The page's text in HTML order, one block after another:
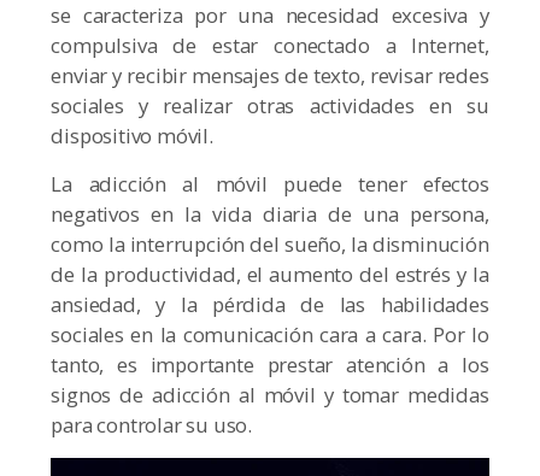
se caracteriza por una necesidad excesiva y
compulsiva de estar conectado a Internet,
enviar y recibir mensajes de texto, revisar redes
sociales y realizar otras actividades en su
dispositivo móvil.
La adicción al móvil puede tener efectos
negativos en la vida diaria de una persona,
como la interrupción del sueño, la disminución
de la productividad, el aumento del estrés y la
ansiedad, y la pérdida de las habilidades
sociales en la comunicación cara a cara. Por lo
tanto, es importante prestar atención a los
signos de adicción al móvil y tomar medidas
para controlar su uso.